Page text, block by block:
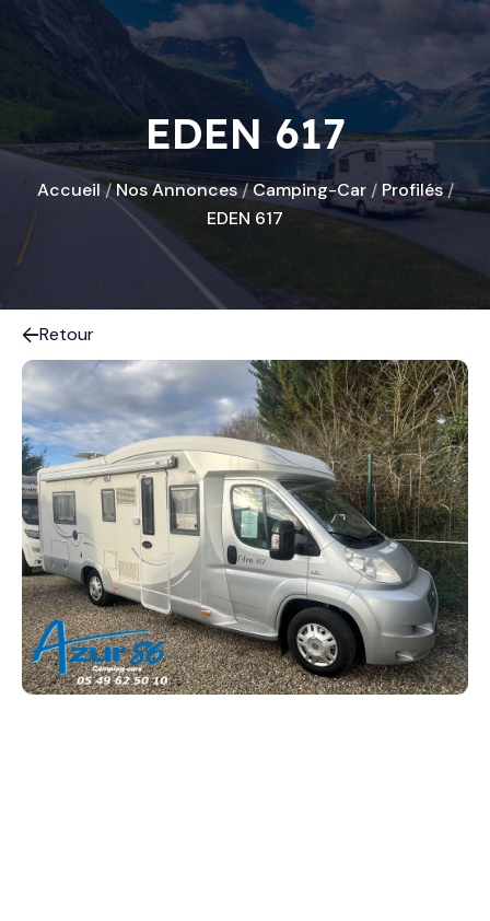
EDEN 617
Accueil/Nos Annonces/Camping-Car/ Profilés/
EDEN 617
Retour